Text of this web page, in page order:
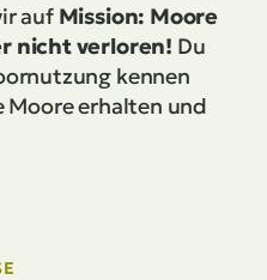
auf Mission: Moore
nicht verloren! Du
kennen
Moore erhalten und